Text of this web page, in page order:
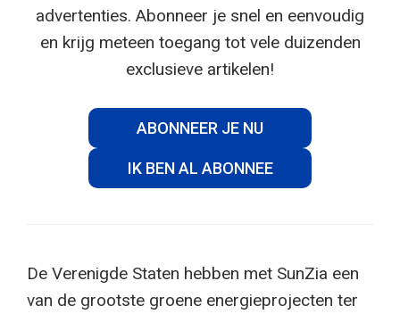
advertenties. Abonneer je snel en eenvoudig
en krijg meteen toegang tot vele duizenden
exclusieve artikelen!
ABONNEER JE NU
IK BEN AL ABONNEE
De Verenigde Staten hebben met SunZia een
van de grootste groene energieprojecten ter